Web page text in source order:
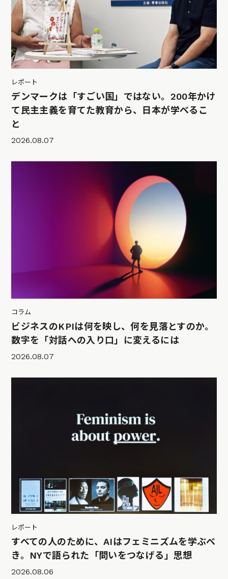
レポート
デンマークは「すごい国」ではない。200年かけ
て民主主義を育てた教育から、日本が学べるこ
と
2026.08.07
コラム
ビジネスのKPIは何を映し、何を見落とすのか。
数字を「対話への入り口」に変えるには
2026.08.07
レポート
すべての人のために、AIはフェミニズムを学ぶべ
き。NYで語られた「問いをつなげる」思想
2026.08.06